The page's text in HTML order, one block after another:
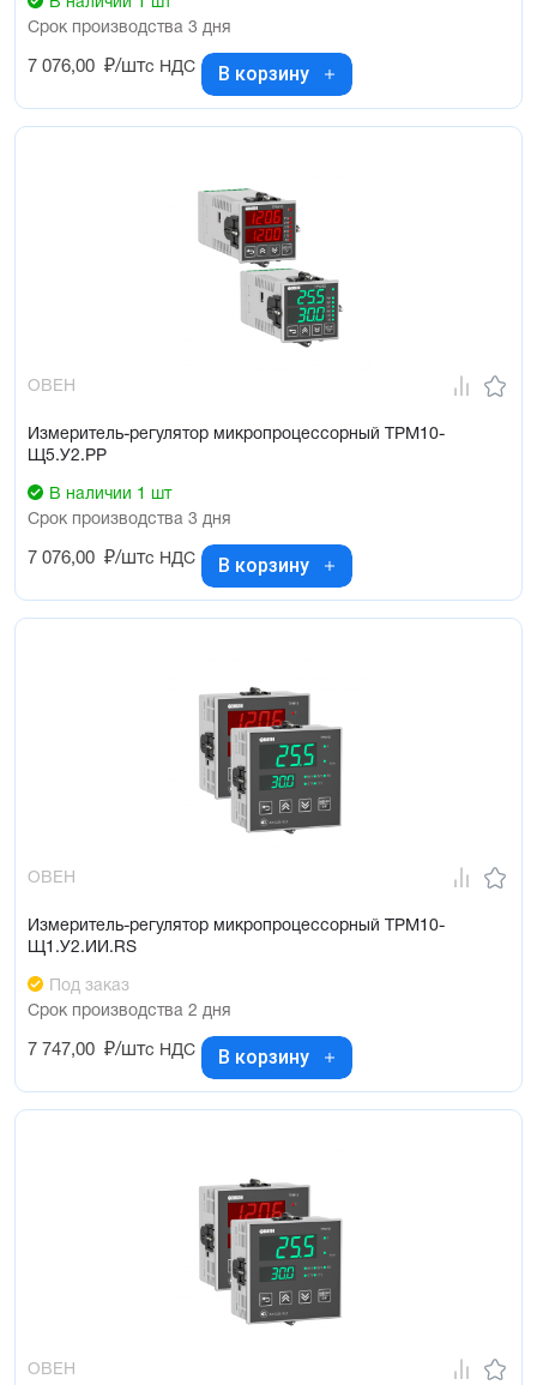
Срок производства 3 дня
7 076,00 ₽/штс НДС В корзину
ОВЕН
Измеритель-регулятор микропроцессорный ТРМ10-
Щ5.У2.РР
В наличии 1 шт
Срок производства 3 дня
7 076,00 ₽/штс НДС В корзину
ОВЕН
Измеритель-регулятор микропроцессорный ТРМ10-
Щ1.У2.ИИ.RS
Под заказ
Срок производства 2 дня
7 747,00 ₽/штс НДС В корзину
ОВЕН